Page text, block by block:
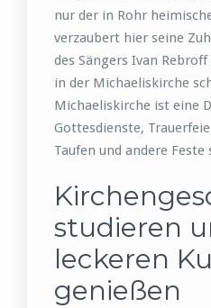
nur der in Rohr
verzaubert hier seine
des Sängers Ivan
in der Michaeliskirche
Michaeliskirche ist eine
Gottesdienste,
Taufen und andere
studieren
leckeren
genießen